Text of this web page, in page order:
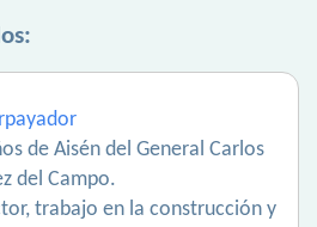
de Aisén del General Carlos
del Campo.
trabajo en la construcción y